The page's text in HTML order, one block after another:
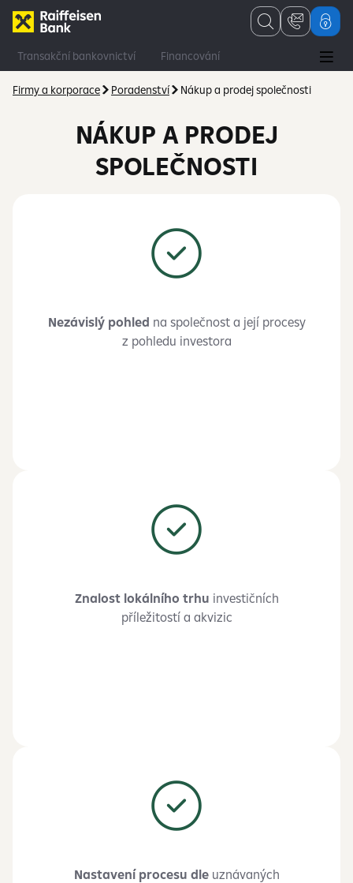
Transakční bankovnictví
Financování
Firmy a korporace
Poradenství Nákup a prodej společnosti
NÁKUP A PRODEJ
SPOLEČNOSTI
Nezávislý pohled na společnost a její procesy
z pohledu investora
Znalost lokálního trhu investičních
příležitostí a akvizic
Nastavení procesu dle uznávaných